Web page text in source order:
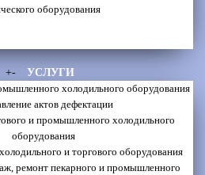
оборудования
+-
УСЛУГИ
холодильного оборудования
актов дефектации
и промышленного холодильного
оборудования
и торгового оборудования
ремонт пекарного и промышленного